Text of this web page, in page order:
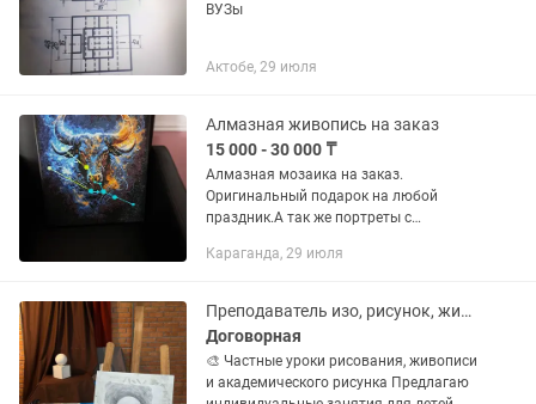
ВУЗы
Актобе, 29 июля
Алмазная живопись на заказ
15 000 - 30 000 ₸
Алмазная мозаика на заказ.
Оригинальный подарок на любой
праздник.А так же портреты с
же очень оригинальны.
Караганда, 29 июля
Преподаватель изо, рисунок, живопись подготовка к экзаменам
Договорная
🎨 Частные уроки рисования, живописи
и академического рисунка Предлагаю